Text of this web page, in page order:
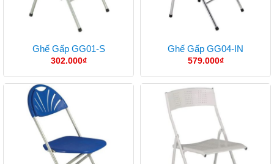
Ghế Gấp GG01-S
302.000₫
Ghế Gấp GG04-IN
579.000₫